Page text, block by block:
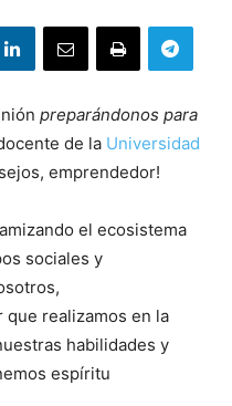
preparándonos para
de la Universidad
emprendedor!
el ecosistema
sociales y
realizamos en la
habilidades y
espíritu